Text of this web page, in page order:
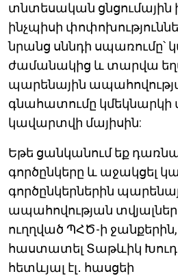
տնտեսական ցնցումային
ինչպիսի
նրանց սննդի սպառումը՝
ժամանակից և տարվա
պարենային
գնահատումը
կավարտվի մայիսին:
Եթե ցանկանում եք
գործընկերը և աջակցել
գործընկերներին
ապահովության
ուղղված ՊՀԾ-ի
հաստատել Տաթևիկ
հետևյալ էլ․ հասցեի